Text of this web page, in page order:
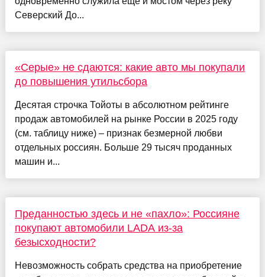
Северский До...
«Серые» не сдаются: какие авто мы покупали
до повышения утильсбора
Десятая строчка Тойоты в абсолютном рейтинге
продаж автомобилей на рынке России в 2025 году
(см. таблицу ниже) – признак безмерной любви
отдельных россиян. Больше 29 тысяч проданных
машин и...
Преданностью здесь и не «пахло»: Россияне
покупают автомобили LADA из-за
безысходности?
Невозможность собрать средства на приобретение